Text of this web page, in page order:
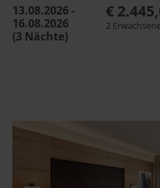
13.08.2026 -
16.08.2026
(3 Nächte)
€
2